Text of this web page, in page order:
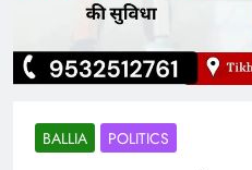
BALLIA POLITICS